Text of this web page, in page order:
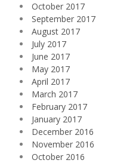
October 2017
September 2017
August 2017
July 2017
June 2017
May 2017
April 2017
March 2017
February 2017
January 2017
December 2016
November 2016
October 2016